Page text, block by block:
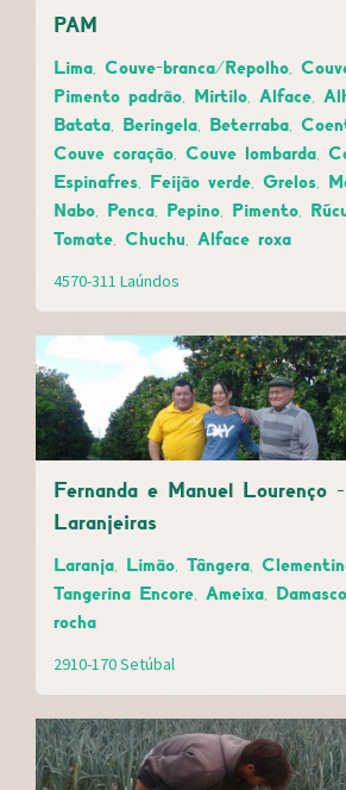
PAM
Lima, Couve-branca/Repolho,
Pimento padrão, Mirtilo, Alface,
Batata, Beringela, Beterraba,
Couve coração, Couve lombarda,
Espinafres, Feijão verde, Grelos,
Nabo, Penca, Pepino, Pimento,
Tomate, Chuchu, Alface roxa
4570-311 Laúndos
Fernanda e Manuel Lourenço
Laranjeiras
Laranja, Limão, Tângera,
Tangerina Encore, Ameixa,
rocha
2910-170 Setúbal